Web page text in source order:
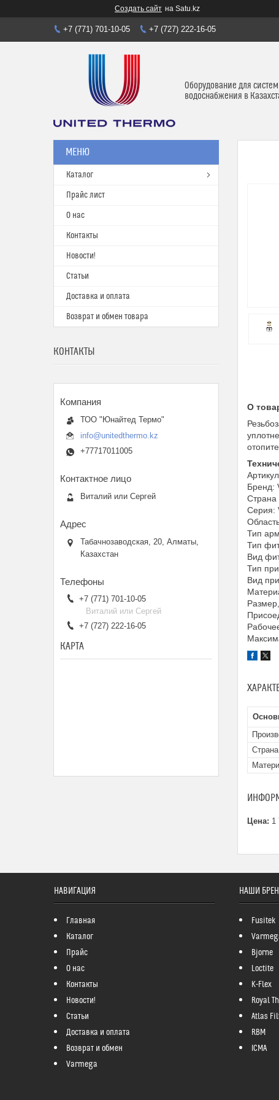
Создать сайт на Satu.kz
+7 (771) 701-10-05 +7 (727) 222-16-05
Оборудование для
водоснабжения в
О
Бренд:
Страна
Серия:
Тип
Тип
Вид
Тип
Вид
Цена: 1
Каталог
Прайс лист
О нас
Контакты
Новости!
Статьи
Доставка и оплата
Возврат и обмен товара
КОНТАКТЫ
ТОО "Юнайтед Термо"
info@unitedthermo.kz
+77717011005
Виталий или Сергей
Табачнозаводская, 20, Алматы,
Казахстан
+7 (771) 701-10-05
Виталий или Сергей
+7 (727) 222-16-05
КАРТА
НАВИГАЦИЯ
Главная
Каталог
Прайс
О нас
Контакты
Новости!
Статьи
Доставка и оплата
Возврат и обмен
Varmega
НАШИ
Fusitek
Bjorne
Loctite
K-Flex
Royal
Atlas
RBM
ICMA